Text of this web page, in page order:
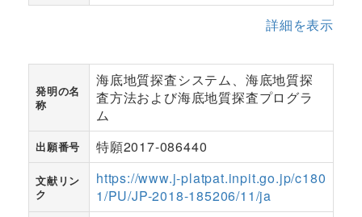
詳細を表示
発明の名
称
海底地質探査システム、海底地質探
査方法および海底地質探査プログラ
ム
出願番号 特願2017-086440
文献リン
ク
https://www.j-platpat.inpit.go.jp/c180
1/PU/JP-2018-185206/11/ja